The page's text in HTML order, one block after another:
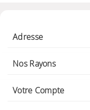
Adresse
Nos Rayons
Votre Compte